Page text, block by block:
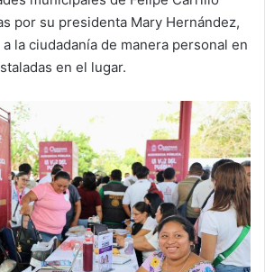
por su presidenta Mary Hernández,
la ciudadanía de manera personal en
en el lugar.